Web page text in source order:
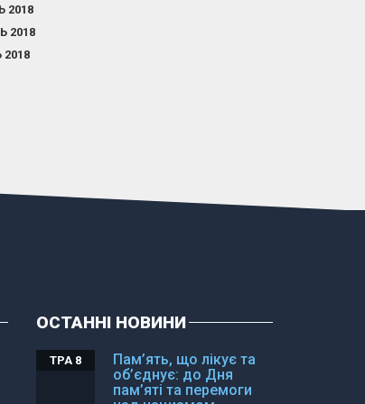
2018
2018
ОСТАННІ НОВИНИ
Пам’ять, що лікує та
об’єднує: до Дня
пам’яті та перемоги
ТРА 8